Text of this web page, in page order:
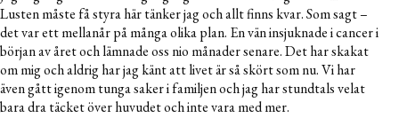
Lusten måste få styra här tänker jag och allt finns kvar. Som sagt –
det var ett mellanår på många olika plan. En vän insjuknade i cancer i
början av året och lämnade oss nio månader senare. Det har skakat
om mig och aldrig har jag känt att livet är så skört som nu. Vi har
även gått igenom tunga saker i familjen och jag har stundtals velat
bara dra täcket över huvudet och inte vara med mer.